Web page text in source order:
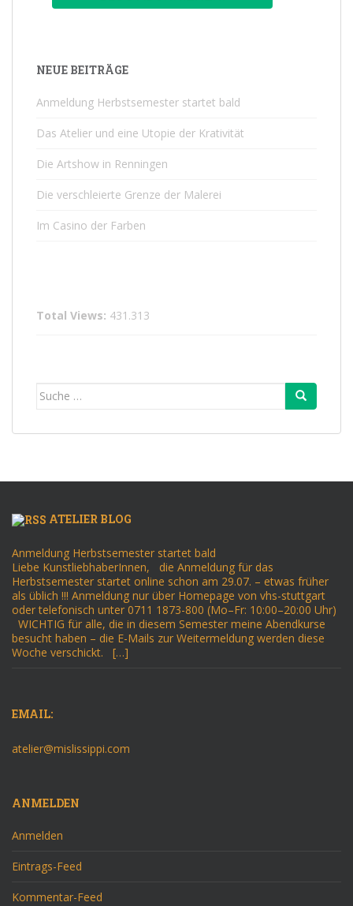
NEUE BEITRÄGE
Anmeldung Herbstsemester startet bald
Das Atelier und eine Utopie der Krativität
Die Artshow in Renningen
Die verschleierte Grenze der Malerei
Im Casino der Farben
Total Views: 431.313
Suche
ATELIER BLOG
Anmeldung Herbstsemester startet bald
Liebe KunstliebhaberInnen, die Anmeldung für das
Herbstsemester startet online schon am 29.07. – etwas früher
als üblich !!! Anmeldung nur über Homepage von vhs-stuttgart
oder telefonisch unter 0711 1873-800 (Mo–Fr: 10:00–20:00 Uhr)
WICHTIG für alle, die in diesem Semester meine Abendkurse
besucht haben – die E-Mails zur Weitermeldung werden diese
Woche verschickt. […]
EMAIL:
atelier@mislissippi.com
ANMELDEN
Anmelden
Eintrags-Feed
Kommentar-Feed